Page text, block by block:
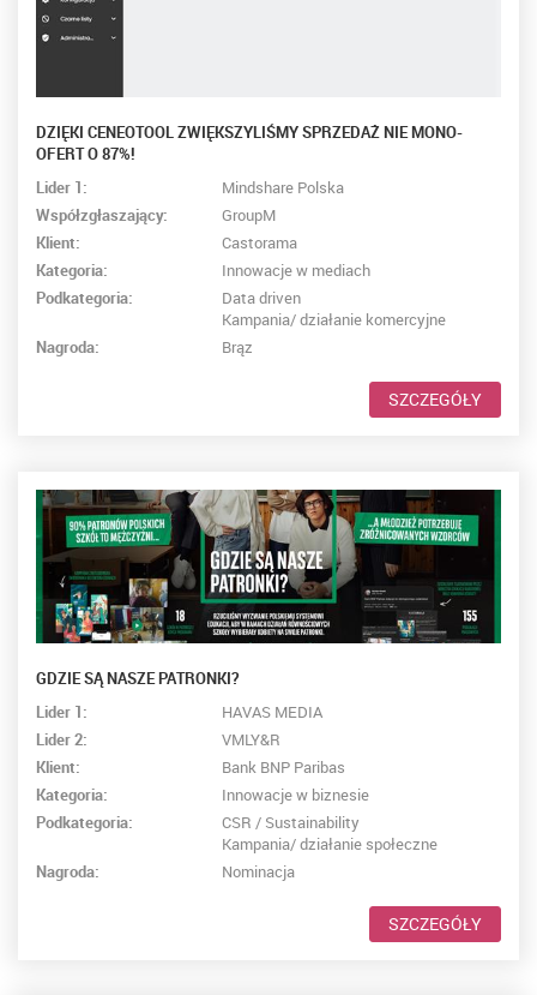
DZIĘKI CENEOTOOL ZWIĘKSZYLIŚMY SPRZEDAŻ NIE MONO-
OFERT O 87%!
Lider 1:
Mindshare Polska
Współzgłaszający:
GroupM
Klient:
Castorama
Kategoria:
Innowacje w mediach
Podkategoria:
Data driven
Kampania/ działanie komercyjne
Nagroda:
Brąz
SZCZEGÓŁY
GDZIE SĄ NASZE PATRONKI?
Lider 1:
HAVAS MEDIA
Lider 2:
VMLY&R
Klient:
Bank BNP Paribas
Kategoria:
Innowacje w biznesie
Podkategoria:
CSR / Sustainability
Kampania/ działanie społeczne
Nagroda:
Nominacja
SZCZEGÓŁY